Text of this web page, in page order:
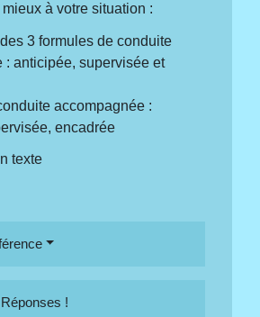
à votre situation :
accompagnée :
encadrée
texte
!